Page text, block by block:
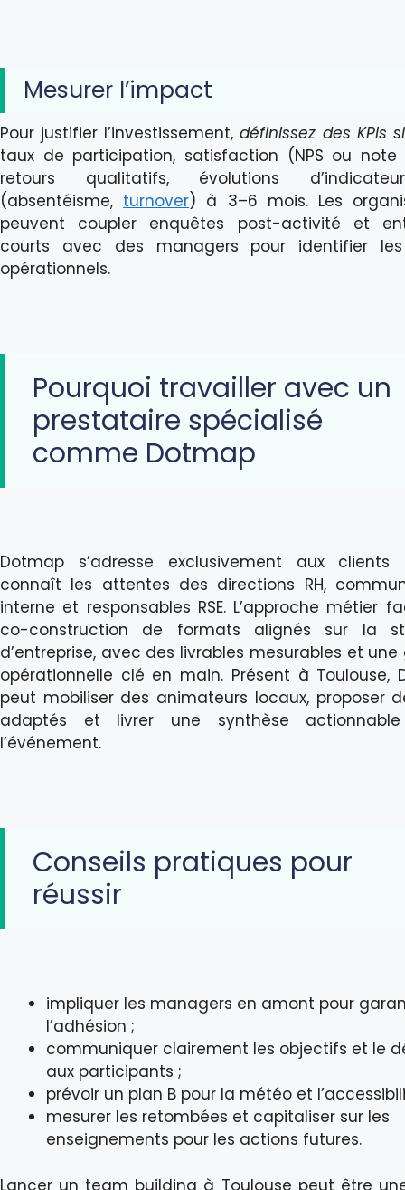
Mesurer l’impact
Pour justifier l’investissement, définissez des KPIs
taux de participation, satisfaction (NPS ou note
retours qualitatifs, évolutions
(absentéisme, turnover) à 3–6 mois. Les
peuvent coupler enquêtes post-activité et
courts avec des managers pour identifier
opérationnels.
Pourquoi travailler avec un
prestataire spécialisé
comme Dotmap
Dotmap s’adresse exclusivement aux clients
connaît les attentes des directions RH,
interne et responsables RSE. L’approche métier
co-construction de formats alignés sur la
d’entreprise, avec des livrables mesurables et une
opérationnelle clé en main. Présent à Toulouse,
peut mobiliser des animateurs locaux, proposer
adaptés et livrer une synthèse
l’événement.
Conseils pratiques pour
réussir
impliquer les managers en amont pour
l’adhésion ;
communiquer clairement les objectifs et le
aux participants ;
prévoir un plan B pour la météo et
mesurer les retombées et capitaliser sur les
enseignements pour les actions futures.
Lancer un team building à Toulouse peut être